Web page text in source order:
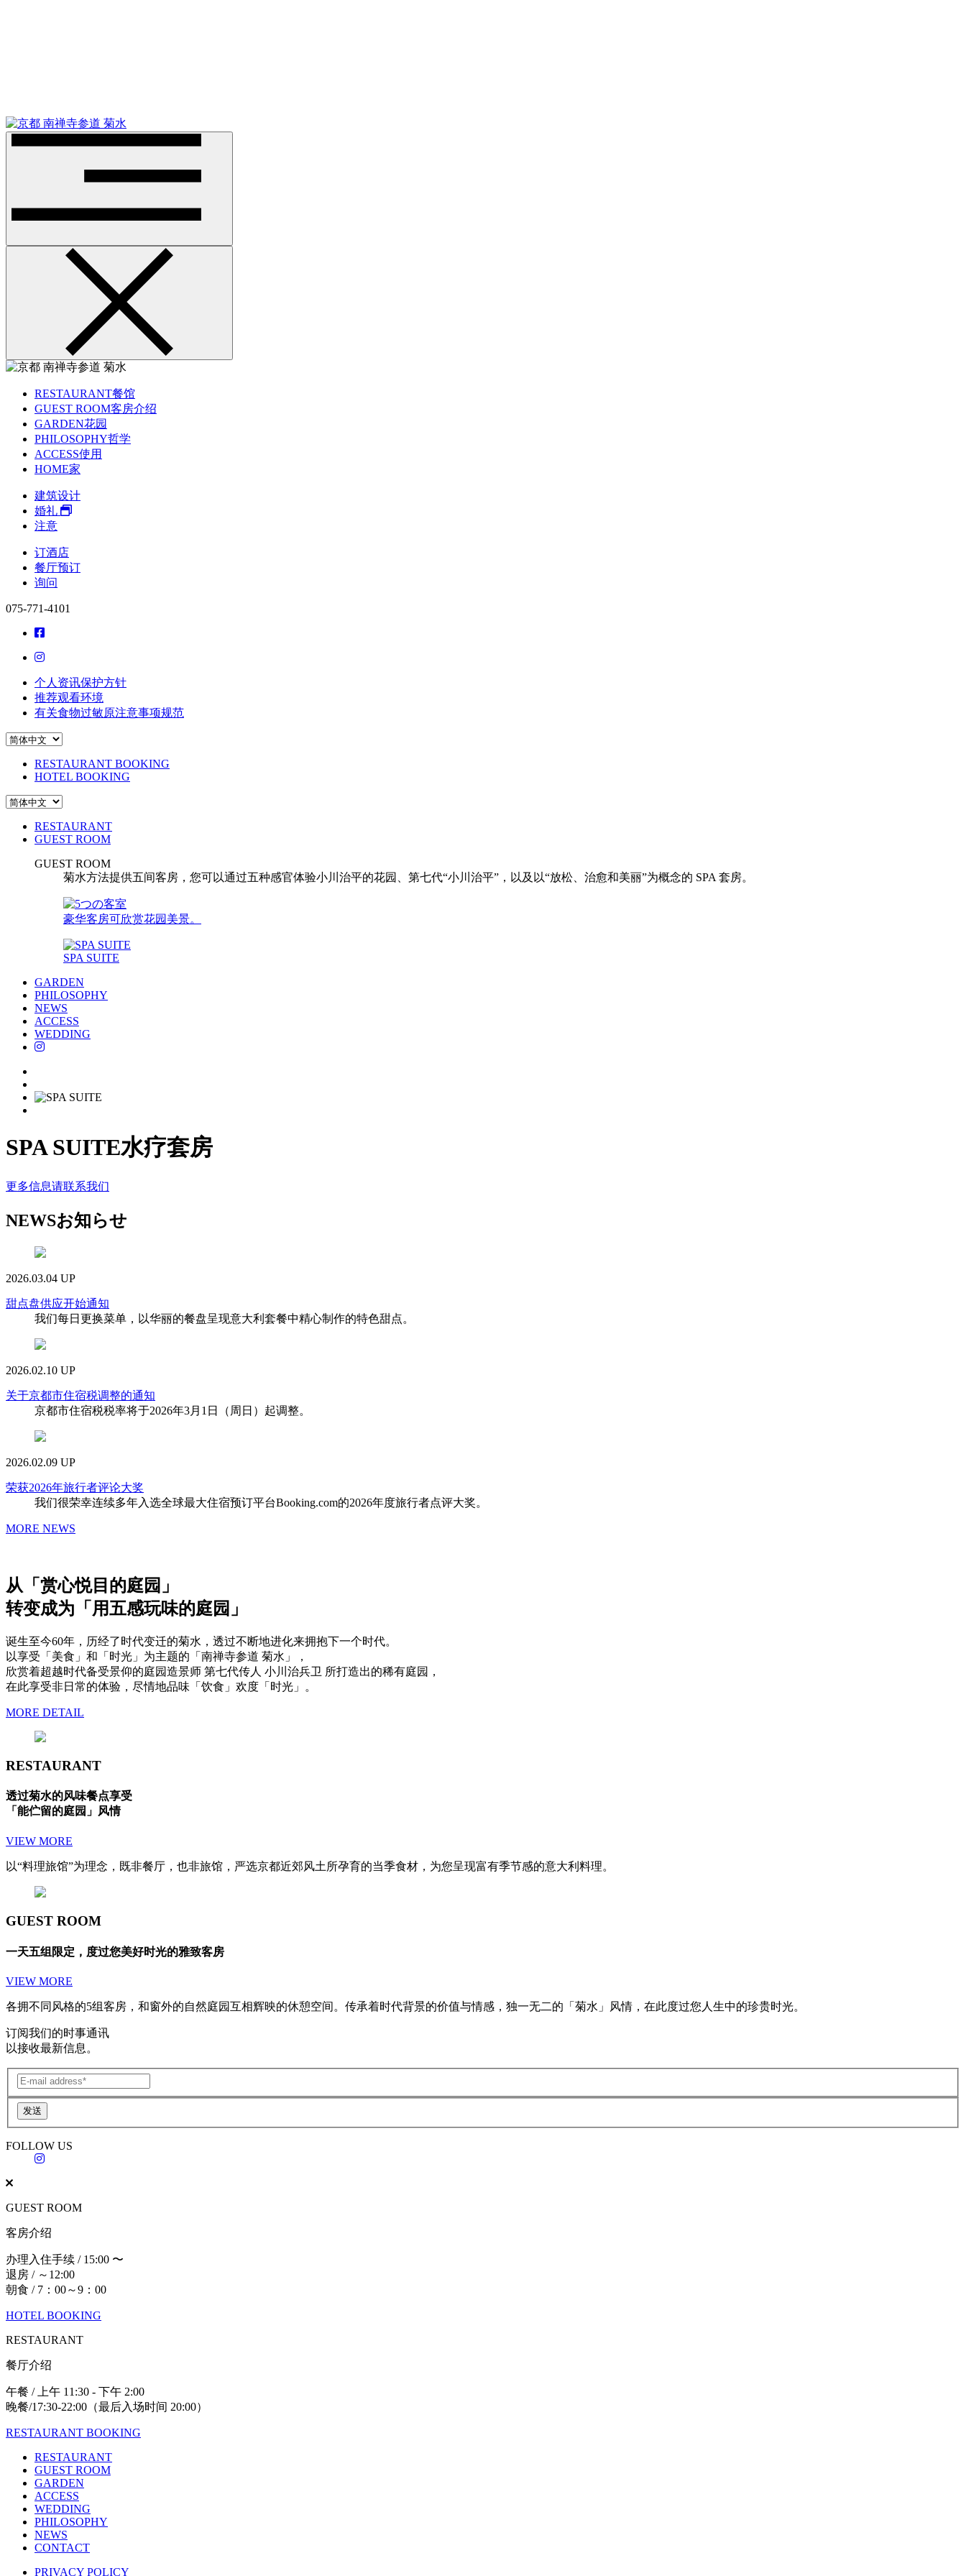
RESTAURANT餐馆
GUEST ROOM客房介绍
GARDEN花园
PHILOSOPHY哲学
ACCESS使用
HOME家
建筑设计
婚礼
注意
订酒店
餐厅预订
询问
075-771-4101
个人资讯保护方针
推荐观看环境
有关食物过敏原注意事项规范
RESTAURANT BOOKING
HOTEL BOOKING
RESTAURANT
GUEST ROOM
GUEST ROOM
菊水方法提供五间客房，您可以通过五种感官体验小川治平的花园、第七代“小川治平”，以及以“放松、治愈和美丽”为概念的 SPA 套房。
豪华客房可欣赏花园美景。
SPA SUITE
GARDEN
PHILOSOPHY
NEWS
ACCESS
WEDDING
SPA SUITE水疗套房
更多信息请联系我们
NEWSお知らせ
2026.03.04 UP
甜点盘供应开始通知
我们每日更换菜单，以华丽的餐盘呈现意大利套餐中精心制作的特色甜点。
2026.02.10 UP
关于京都市住宿税调整的通知
京都市住宿税税率将于2026年3月1日（周日）起调整。
2026.02.09 UP
荣获2026年旅行者评论大奖
我们很荣幸连续多年入选全球最大住宿预订平台Booking.com的2026年度旅行者点评大奖。
MORE NEWS
从「赏心悦目的庭园」
转变成为「用五感玩味的庭园」
诞生至今60年，历经了时代变迁的菊水，透过不断地进化来拥抱下一个时代。
以享受「美食」和「时光」为主题的「南禅寺参道 菊水」，
欣赏着超越时代备受景仰的庭园造景师 第七代传人 小川治兵卫 所打造出的稀有庭园，
在此享受非日常的体验，尽情地品味「饮食」欢度「时光」。
MORE DETAIL
RESTAURANT
透过菊水的风味餐点享受
「能伫留的庭园」风情
VIEW MORE
以“料理旅馆”为理念，既非餐厅，也非旅馆，严选京都近郊风土所孕育的当季食材，为您呈现富有季节感的意大利料理。
GUEST ROOM
一天五组限定，度过您美好时光的雅致客房
VIEW MORE
各拥不同风格的5组客房，和窗外的自然庭园互相辉映的休憩空间。传承着时代背景的价值与情感，独一无二的「菊水」风情，在此度过您人生中的珍贵时光。
订阅我们的时事通讯
以接收最新信息。
发送
FOLLOW US
GUEST ROOM
客房介绍
办理入住手续 / 15:00 〜
退房 / ～12:00
朝食 / 7：00～9：00
HOTEL BOOKING
RESTAURANT
餐厅介绍
午餐 / 上午 11:30 - 下午 2:00
晚餐/17:30-22:00（最后入场时间 20:00）
RESTAURANT BOOKING
RESTAURANT
GUEST ROOM
GARDEN
ACCESS
WEDDING
PHILOSOPHY
NEWS
CONTACT
PRIVACY POLICY